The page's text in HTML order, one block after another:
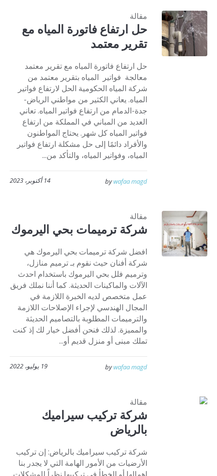
مقالة
حل ارتفاع فاتورة المياه مع
تقرير معتمد
حل ارتفاع فاتورة المياه مع تقرير معتمد
معالجة فواتير المياه بتقرير معتمد من
شركة المياه الحكومية الحل لارتفاع فواتير
المياه. يعاني الكثير من مواطني الرياض-
جدة-الدمام من ارتفاع فواتير المياه. تعاني
العديد من المباني في المملكة من ارتفاع
فواتير المياه كل شهر. يحتاج المواطنون
والأفراد دائمًا إلى حل مشكلة ارتفاع فواتير
المياه، وفواتير المياه، والتأكد من...
14 أكتوبر، 2023 bywafaa magd
مقالة
شركة ترميمات بحي اليرموك
افضل شركة ترميمات بحي اليرموك هي
شركة أفنان حيث نقوم بـ ترميم منازل،
وترميم فلل بحي اليرموك باستخدام احدث
الآلات والماكينات الحديثة. كما أننا نملك فريق
عمل متخصص لديه الخبرة اللازمة في
المجال الهندسي لإجراء الإصلاحات اللازمة
والترميمات المطلوبة بالتصاميم الحديثة
والمميزة. لذلك فنحن أفضل خيار لك إذ كنت
تملك مبنى أو منزل قديم أو...
19 يوليو، 2022 bywafaa magd
مقالة
شركة تركيب سيراميك
بالرياض
شركة تركيب سيراميك بالرياض: إن تركيب
الأرضيات من الأمور الهامة التي لا يجدر بنا